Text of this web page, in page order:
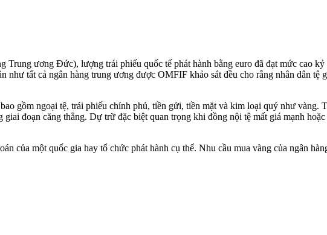
ương Đức), lượng trái phiếu quốc tế phát hành bằng euro đã đạt mức cao
tất cả ngân hàng trung ương được OMFIF khảo sát đều cho rằng nhân dân tệ
gồm ngoại tệ, trái phiếu chính phủ, tiền gửi, tiền mặt và kim loại quý như vàng.
đoạn căng thẳng. Dự trữ đặc biệt quan trọng khi đồng nội tệ mất giá mạnh
của một quốc gia hay tổ chức phát hành cụ thể. Nhu cầu mua vàng của ngân